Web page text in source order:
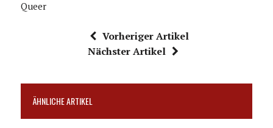
Queer
Vorheriger Artikel
Nächster Artikel
ÄHNLICHE ARTIKEL